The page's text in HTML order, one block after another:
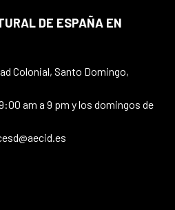
DE ESPAÑA EN
Colonial, Santo Domingo,
am a 9 pm y los domingos de